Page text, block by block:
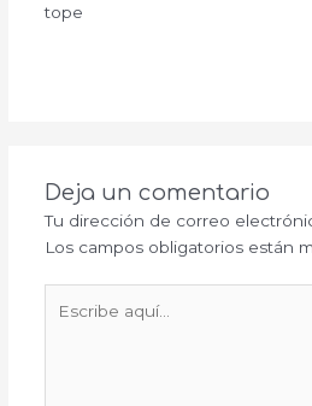
tope
Deja un comentario
Tu dirección de correo
Los campos obligatorios están
aquí...